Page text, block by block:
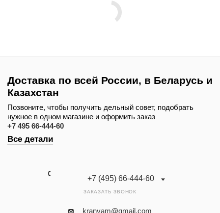
Доставка по всей России, в Беларусь и
Казахстан
Позвоните, чтобы получить дельный совет, подобрать
нужное в одном магазине и оформить заказ
+7 495 66-444-60
Все детали
+7 (495) 66-444-60
ЗАКАЗАТЬ ЗВОНОК
kranvam@gmail.com